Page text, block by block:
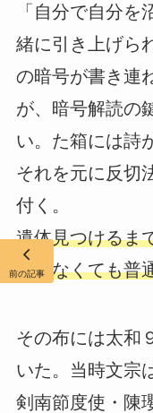
「自分で自分
緒に引き上げら
の暗号が書き連
が、暗号解読の
い。た箱には詩
それを元に反切
付く。
遺体見つけるま
号でなくても普
その布には太和
いた。当時文宗
剣南節度使・陳
前の記事